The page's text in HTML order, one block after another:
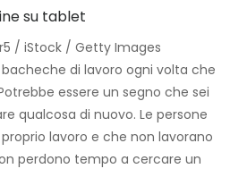
/ iStock / Getty Images
di lavoro ogni volta che
essere un segno che sei
qualcosa di nuovo. Le persone
lavoro e che non lavorano
perdono tempo a cercare un